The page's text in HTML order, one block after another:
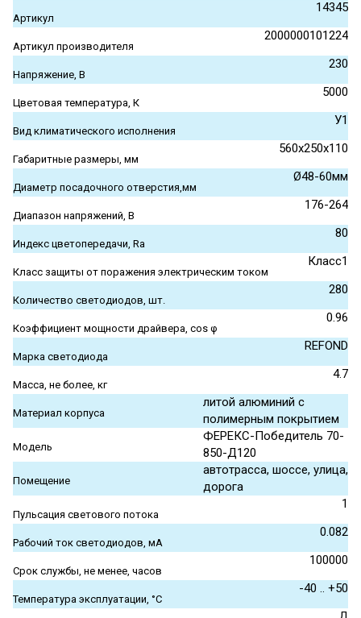
Артикул
14345
Артикул производителя
2000000101224
Напряжение, В
230
Цветовая температура, К
5000
Вид климатического исполнения
У1
Габаритные размеры, мм
560х250х110
Диаметр посадочного отверстия,мм
Ø48-60мм
Диапазон напряжений, В
176-264
Индекс цветопередачи, Ra
80
Класс защиты от поражения электрическим током
Класс1
Количество светодиодов, шт.
280
Коэффициент мощности драйвера, cos φ
0.96
Марка светодиода
REFOND
Масса, не более, кг
4.7
Материал корпуса
литой алюминий с
полимерным покрытием
Модель
ФЕРЕКС-Победитель 70-
850-Д120
Помещение
автотрасса, шоссе, улица,
дорога
Пульсация светового потока
1
Рабочий ток светодиодов, мА
0.082
Срок службы, не менее, часов
100000
Температура эксплуатации, °С
-40 .. +50